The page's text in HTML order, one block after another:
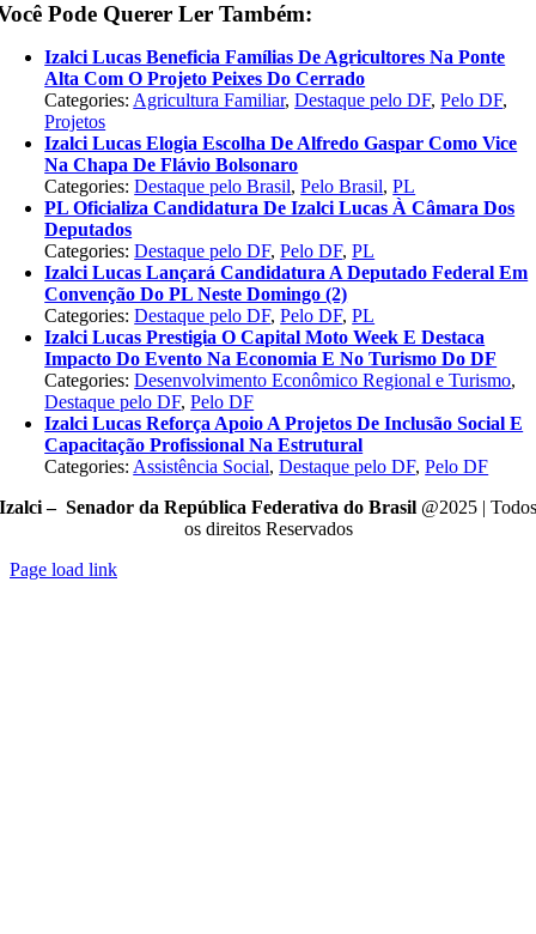
Pode Querer Ler Também:
Izalci Lucas Beneficia Famílias De Agricultores Na Ponte
Alta Com O Projeto Peixes Do Cerrado
Categories: Agricultura Familiar,Destaque pelo DF,Pelo DF,
Projetos
Izalci Lucas Elogia Escolha De Alfredo Gaspar Como Vice
Na Chapa De Flávio Bolsonaro
Categories:Destaque pelo Brasil,Pelo Brasil,PL
PL Oficializa Candidatura De Izalci Lucas À Câmara Dos
Deputados
Categories:Destaque pelo DF,Pelo DF,PL
Izalci Lucas Lançará Candidatura A Deputado Federal Em
Convenção Do PL Neste Domingo (2)
Categories:Destaque pelo DF,Pelo DF,PL
Izalci Lucas Prestigia O Capital Moto Week E Destaca
Impacto Do Evento Na Economia E No Turismo Do DF
Categories:Desenvolvimento Econômico Regional e Turismo,
Destaque pelo DF,Pelo DF
Izalci Lucas Reforça Apoio A Projetos De Inclusão Social E
Capacitação Profissional Na Estrutural
Categories: Assistência Social,Destaque pelo DF,Pelo DF
Izalci – Senador da República Federativa do Brasil @2025 | Todos
os direitos Reservados
Page load link